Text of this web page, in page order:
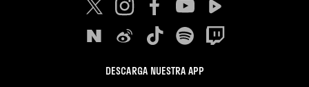
DESCARGA NUESTRA APP